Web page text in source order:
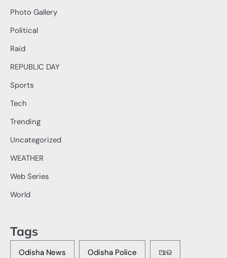
Photo Gallery
Political
Raid
REPUBLIC DAY
Sports
Tech
Trending
Uncategorized
WEATHER
Web Series
World
Tags
Odisha News Odisha Police ଆର